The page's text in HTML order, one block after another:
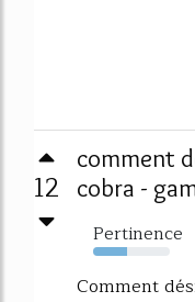
12
comment
cobra -
Pertinence
44%
Comment